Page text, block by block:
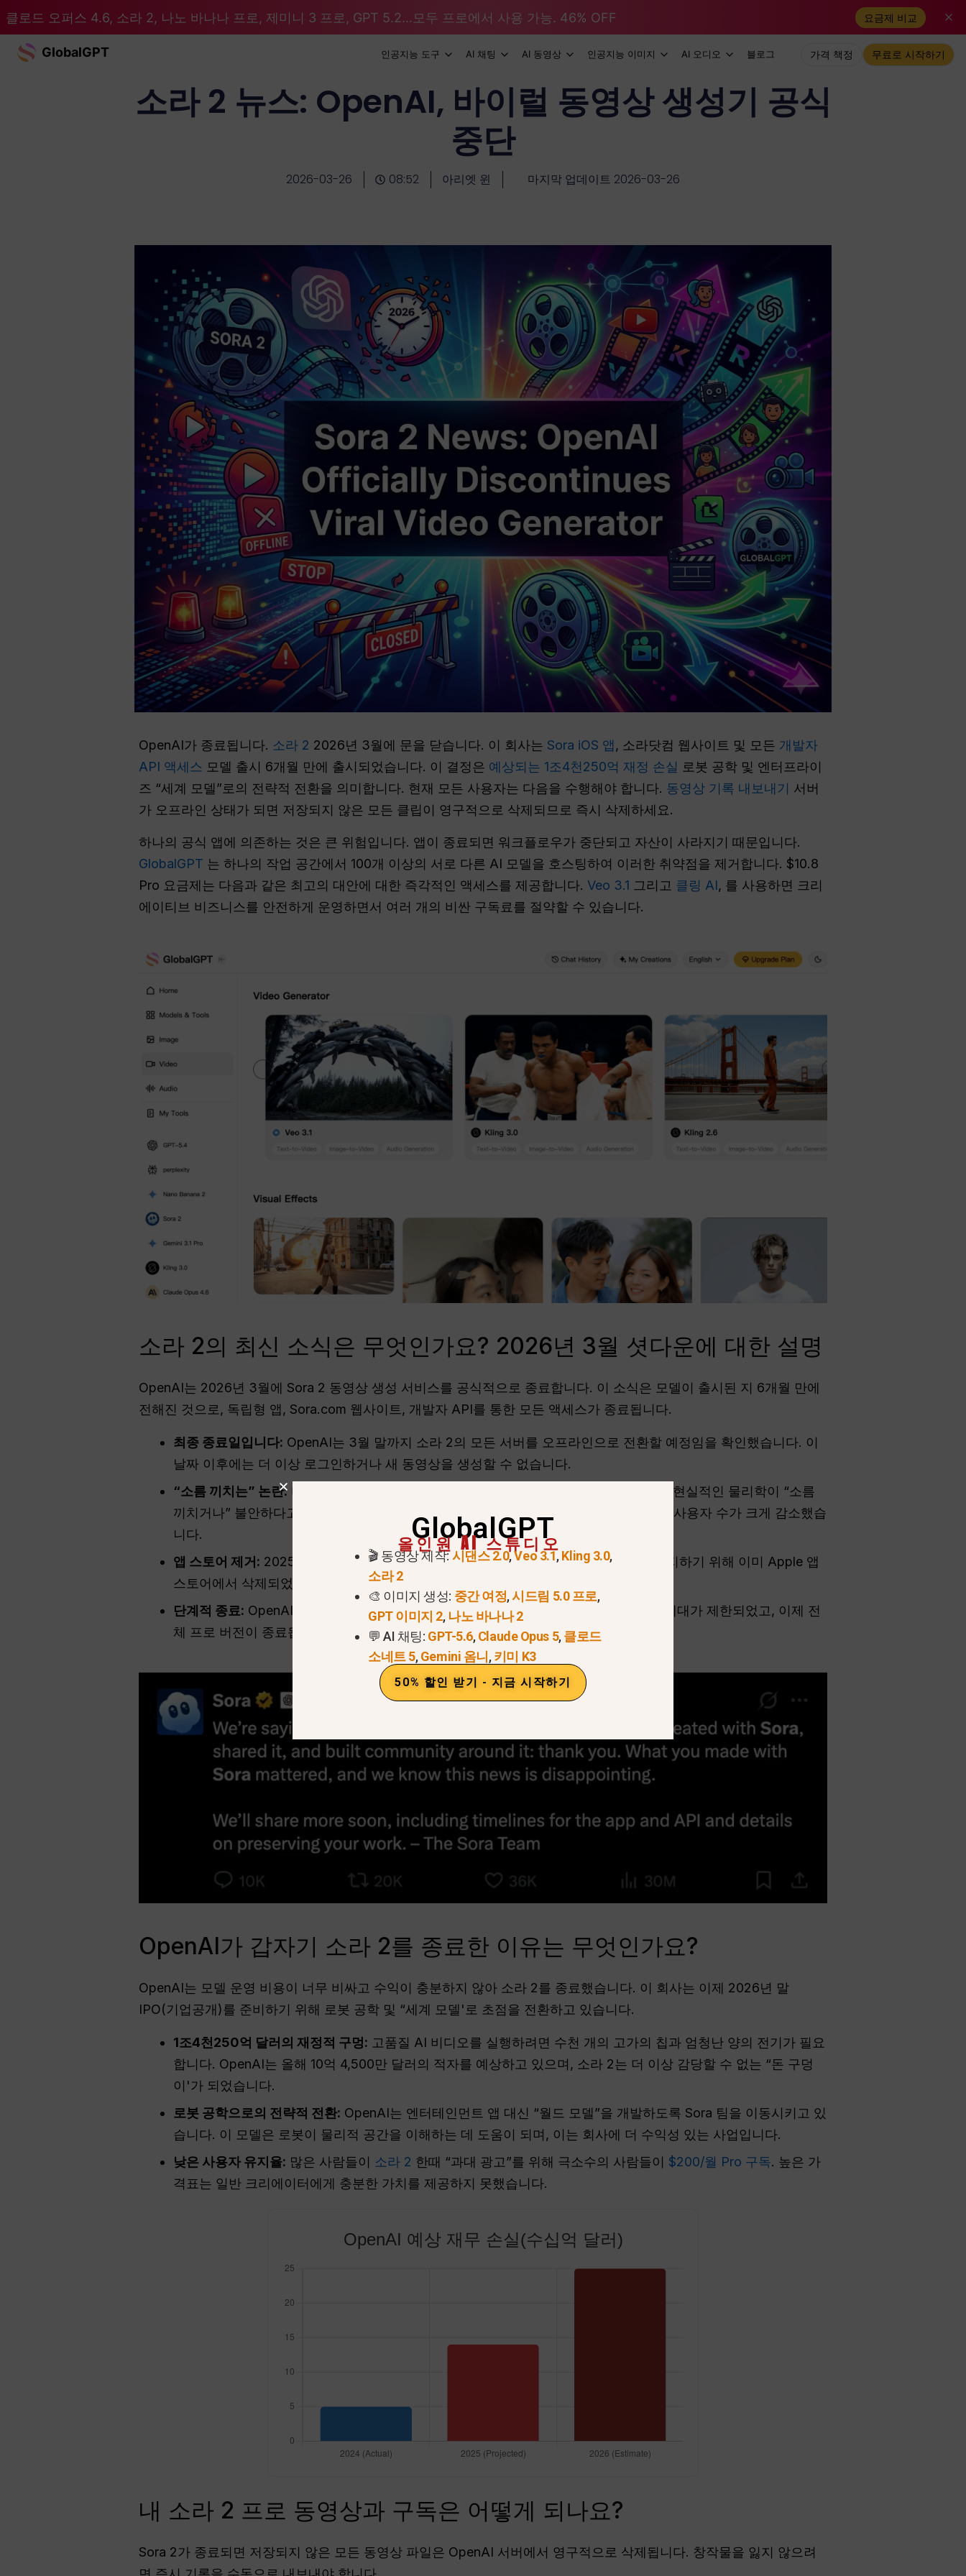
클로드 오퍼스 4.6, 소라 2, 나노 바나나 프로, 제미니 3 프로, GPT 5.2...모두 프로에서 사용 가능. 46% OFF 요금제 비교
GlobalGPT 인공지능 도구 AI 채팅 AI 동영상 인공지능 이미지 AI 오디오 블로그 가격 책정 무료로 시작하기
소라 2 뉴스: OpenAI, 바이럴 동영상 생성기 공식
중단
2026-03-26 08:52 아리엣 윈 마지막 업데이트 2026-03-26
OpenAI가 종료됩니다. 소라 2 2026년 3월에 문을 닫습니다. 이 회사는 Sora iOS 앱 , 소라닷컴 웹사이트 및 모든 개발자
API 액세스 모델 출시 6개월 만에 출시되었습니다. 이 결정은 예상되는 1조4천250억 재정 손실 로봇 공학 및 엔터프라이
즈 “세계 모델”로의 전략적 전환을 의미합니다. 현재 모든 사용자는 다음을 수행해야 합니다. 동영상 기록 내보내기 서버
가 오프라인 상태가 되면 저장되지 않은 모든 클립이 영구적으로 삭제되므로 즉시 삭제하세요.
하나의 공식 앱에 의존하는 것은 큰 위험입니다. 앱이 종료되면 워크플로우가 중단되고 자산이 사라지기 때문입니다.
GlobalGPT 는 하나의 작업 공간에서 100개 이상의 서로 다른 AI 모델을 호스팅하여 이러한 취약점을 제거합니다. $10.8
Pro 요금제는 다음과 같은 최고의 대안에 대한 즉각적인 액세스를 제공합니다. Veo 3.1 그리고 클링 AI, 를 사용하면 크리
에이티브 비즈니스를 안전하게 운영하면서 여러 개의 비싼 구독료를 절약할 수 있습니다.
소라 2의 최신 소식은 무엇인가요? 2026년 3월 셧다운에 대한 설명
OpenAI는 2026년 3월에 Sora 2 동영상 생성 서비스를 공식적으로 종료합니다. 이 소식은 모델이 출시된 지 6개월 만에
전해진 것으로, 독립형 앱, Sora.com 웹사이트, 개발자 API를 통한 모든 액세스가 종료됩니다.
최종 종료일입니다: OpenAI는 3월 말까지 소라 2의 모든 서버를 오프라인으로 전환할 예정임을 확인했습니다. 이
날짜 이후에는 더 이상 로그인하거나 새 동영상을 생성할 수 없습니다.
“소름 끼치는” 논란: 다음과 같은 주요 기술 사이트
사용자들은 이 모델의 초현실적인 물리학이 “소름
끼치거나” 불안하다고 느꼈다고 보고했습니다. 이 “언캐니 밸리” 효과로 인해 일일 활성 사용자 수가 크게 감소했습
니다.
앱 스토어 제거: 2025년 말에 가장 많이 다운로드된 공식 소라 iOS 앱은 신규 구독을 방지하기 위해 이미 Apple 앱
스토어에서 삭제되었습니다.
단계적 종료: OpenAI는 현재 단계적으로 기능을 종료하고 있습니다. 먼저 고속 “터보” 세대가 제한되었고, 이제 전
체 프로 버전이 종료됩니다.
OpenAI가 갑자기 소라 2를 종료한 이유는 무엇인가요?
OpenAI는 모델 운영 비용이 너무 비싸고 수익이 충분하지 않아 소라 2를 종료했습니다. 이 회사는 이제 2026년 말
IPO(기업공개)를 준비하기 위해 로봇 공학 및 “세계 모델'로 초점을 전환하고 있습니다.
1조4천250억 달러의 재정적 구멍: 고품질 AI 비디오를 실행하려면 수천 개의 고가의 칩과 엄청난 양의 전기가 필요
합니다. OpenAI는 올해 10억 4,500만 달러의 적자를 예상하고 있으며, 소라 2는 더 이상 감당할 수 없는 “돈 구덩
이'가 되었습니다.
로봇 공학으로의 전략적 전환: OpenAI는 엔터테인먼트 앱 대신 “월드 모델”을 개발하도록 Sora 팀을 이동시키고 있
습니다. 이 모델은 로봇이 물리적 공간을 이해하는 데 도움이 되며, 이는 회사에 더 수익성 있는 사업입니다.
낮은 사용자 유지율: 많은 사람들이 소라 2 한때 “과대 광고”를 위해 극소수의 사람들이 $200/월 Pro 구독. 높은 가
격표는 일반 크리에이터에게 충분한 가치를 제공하지 못했습니다.
OpenAI 예상 재무 손실(수십억 달러)
내 소라 2 프로 동영상과 구독은 어떻게 되나요?
Sora 2가 종료되면 저장되지 않은 모든 동영상 파일은 OpenAI 서버에서 영구적으로 삭제됩니다. 창작물을 잃지 않으려
GlobalGPT
올인원 AI 스튜디오
🎬 동영상 제작:시댄스 2.0,Veo 3.1,Kling 3.0,
소라 2
🎨 이미지 생성: 중간 여정,시드림 5.0 프로,
GPT 이미지 2, 나노 바나나 2
💬 AI 채팅: GPT-5.6,Claude Opus 5,클로드
소네트 5,Gemini 옴니,키미 K3
50% 할인 받기 - 지금 시작하기